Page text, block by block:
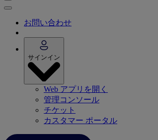
お問い合わせ
サインイン
Web アプリを開く
管理コンソール
チケット
カスタマー ポータル